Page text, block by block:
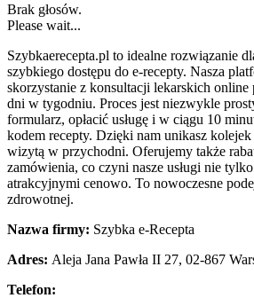
Brak głosów.
Please wait...
Szybkaerecepta.pl to idealne rozwiązanie
szybkiego dostępu do e-recepty. Nasza
skorzystanie z konsultacji lekarskich online
dni w tygodniu. Proces jest niezwykle
formularz, opłacić usługę i w ciągu 10
kodem recepty. Dzięki nam unikasz
wizytą w przychodni. Oferujemy także
zamówienia, co czyni nasze usługi nie
atrakcyjnymi cenowo. To nowoczesne
zdrowotnej.
Nazwa firmy: Szybka e-Recepta
Adres: Aleja Jana Pawła II 27, 02-867
Telefon: